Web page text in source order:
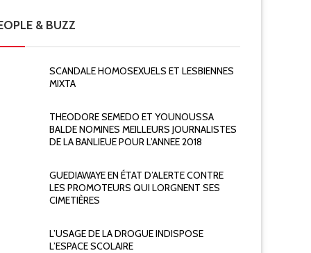
& BUZZ
SCANDALE HOMOSEXUELS ET LESBIENNES
MIXTA
THEODORE SEMEDO ET YOUNOUSSA
BALDE NOMINES MEILLEURS JOURNALISTES
DE LA BANLIEUE POUR L’ANNEE 2018
GUEDIAWAYE EN ÉTAT D’ALERTE CONTRE
LES PROMOTEURS QUI LORGNENT SES
CIMETIÈRES
L’USAGE DE LA DROGUE INDISPOSE
L’ESPACE SCOLAIRE